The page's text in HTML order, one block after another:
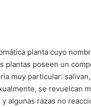
planta cuyo
plantas poseen un
muy particular:
se revuelcan
algunas razas no